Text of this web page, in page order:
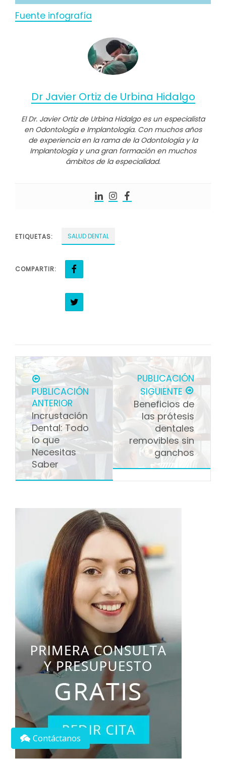
Fuente infografía
Dr Javier Ortiz de Urbina Hidalgo
El Dr. Javier Ortiz de Urbina Hidalgo es un especialista
en Odontología e Implantología. Con muchos años
de experiencia en la rama de la Odontología y la
Implantología y una gran formación en muchos
ámbitos de la especialidad.
ETIQUETAS: SALUD DENTAL
COMPARTIR:
PUBLICACIÓN
ANTERIOR
Incrustación
Dental: Todo
lo que
Necesitas
Saber
PUBLICACIÓN
SIGUIENTE
Beneficios de
las prótesis
dentales
removibles sin
ganchos
Contáctanos